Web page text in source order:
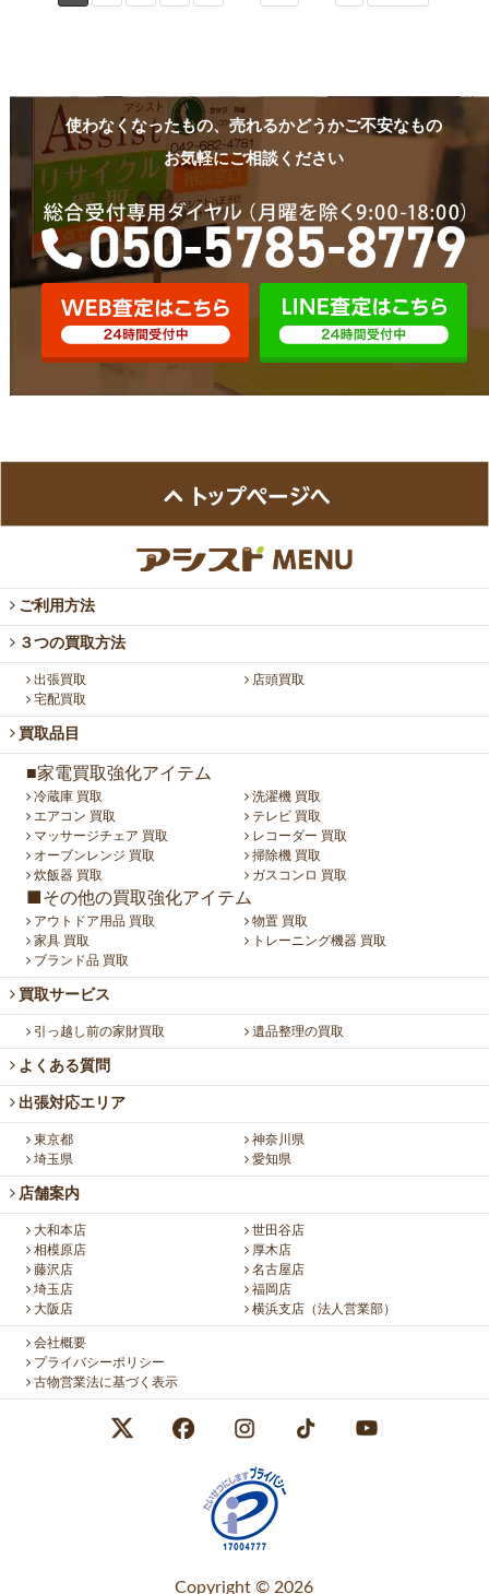
使わなくなったもの、売れるかどうかご不安なもの
お気軽にご相談ください
ご利用方法
３つの買取方法
出張買取
店頭買取
宅配買取
買取品目
■家電買取強化アイテム
冷蔵庫 買取
洗濯機 買取
エアコン 買取
テレビ 買取
マッサージチェア 買取
レコーダー 買取
オーブンレンジ 買取
掃除機 買取
炊飯器 買取
ガスコンロ 買取
■その他の買取強化アイテム
アウトドア用品 買取
物置 買取
家具 買取
トレーニング機器 買取
ブランド品 買取
買取サービス
引っ越し前の家財買取 遺品整理の買取
よくある質問
出張対応エリア
東京都
神奈川県
埼玉県
愛知県
店舗案内
大和本店
世田谷店
相模原店
厚木店
藤沢店
名古屋店
埼玉店
福岡店
大阪店
横浜支店（法人営業部）
会社概要
プライバシーポリシー
古物営業法に基づく表示
Copyright © 2026